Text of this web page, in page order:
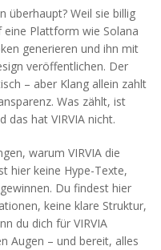
überhaupt? Weil sie billig
eine Plattform wie Solana
generieren und ihn mit
veröffentlichen. Der
– aber Klang allein zahlt
Was zählt, ist
das hat VIRVIA nicht.
warum VIRVIA die
hier keine Hype-Texte,
Du findest hier
keine klare Struktur,
du dich für VIRVIA
Augen – und bereit, alles